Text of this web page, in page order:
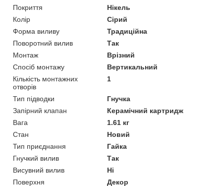
Покриття
Нікель
Колір
Сірий
Форма виливу
Традиційна
Поворотний вилив
Так
Монтаж
Врізний
Спосіб монтажу
Вертикальний
Кількість монтажних
отворів
1
Тип підводки
Гнучка
Запірний клапан
Керамічний картридж
Вага
1.61 кг
Стан
Новий
Тип приєднання
Гайка
Гнучкий вилив
Так
Висувний вилив
Ні
Поверхня
Декор